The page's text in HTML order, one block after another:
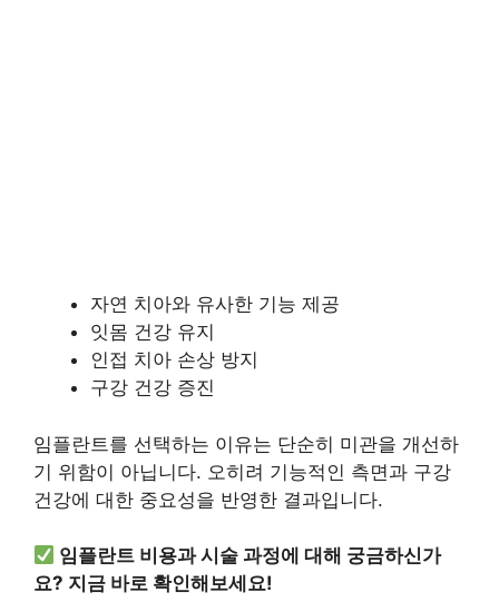
자연 치아와 유사한 기능 제공
잇몸 건강 유지
인접 치아 손상 방지
구강 건강 증진
임플란트를 선택하는 이유는 단순히 미관을 개선하
기 위함이 아닙니다. 오히려 기능적인 측면과 구강
건강에 대한 중요성을 반영한 결과입니다.
임플란트 비용과 시술 과정에 대해 궁금하신가
요? 지금 바로 확인해보세요!